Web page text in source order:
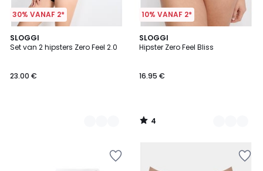
30% VANAF 2*
SLOGGI
Set van 2 hipsters Zero Feel 2.0
23.00 €
3
Kleuren
10% VANAF 2*
SLOGGI
Hipster Zero Feel Bliss
16.95 €
4
/
2
Kleuren
4
/